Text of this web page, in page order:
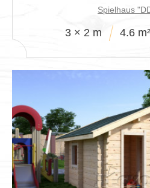
Spielhaus
3 × 2 m 4.6 m²